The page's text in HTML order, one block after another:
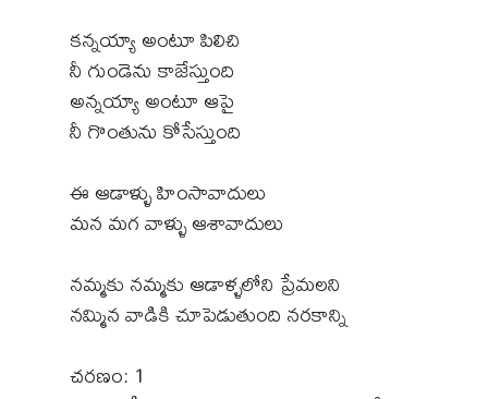
కన్నయ్యా అంటూ పిలిచి
నీ గుండెను కాజేస్తుంది
అన్నయ్యా అంటూ ఆపై
నీ గొంతును కోసేస్తుంది
ఈ ఆడాళ్ళు హింసావాదులు
మన మగ వాళ్ళు ఆశావాదులు
నమ్మకు నమ్మకు ఆడాళ్ళలోని ప్రేమలని
నమ్మిన వాడికి చూపెడుతుంది నరకాన్ని
చరణం: 1